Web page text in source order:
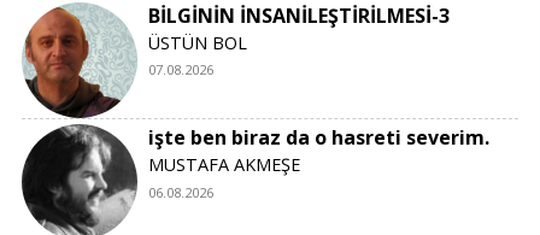
BİLGİNİN İNSANİLEŞTİRİLMESİ-3
ÜSTÜN BOL
07.08.2026
işte ben biraz da o hasreti severim.
MUSTAFA AKMEŞE
06.08.2026